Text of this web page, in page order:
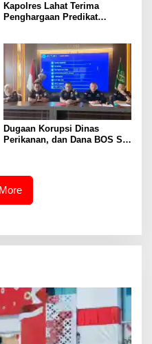
Kapolres Lahat Terima
Penghargaan Predikat
Dugaan Korupsi Dinas
Perikanan, dan Dana BOS SD